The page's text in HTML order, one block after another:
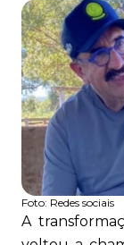
Foto: Redes sociais
A